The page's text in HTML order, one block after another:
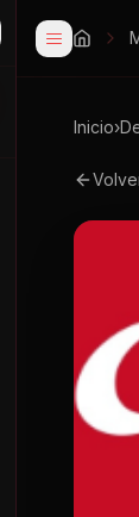
Inicio›